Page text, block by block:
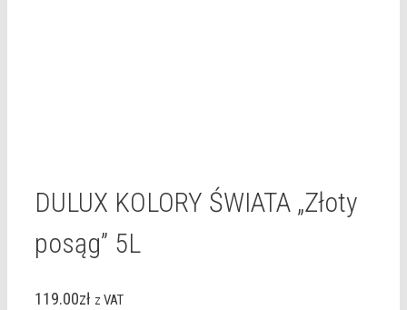
DULUX KOLORY ŚWIATA „Złoty
posąg” 5L
119.00zł z VAT